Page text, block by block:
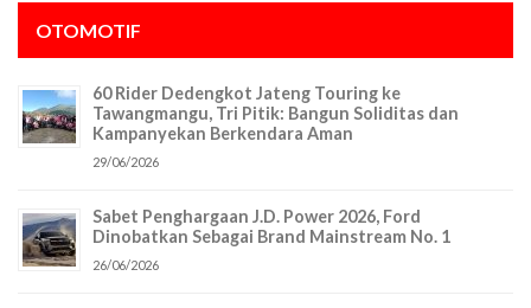
OTOMOTIF
60 Rider Dedengkot Jateng Touring ke
Tawangmangu, Tri Pitik: Bangun Soliditas dan
Kampanyekan Berkendara Aman
29/06/2026
Sabet Penghargaan J.D. Power 2026, Ford
Dinobatkan Sebagai Brand Mainstream No. 1
26/06/2026